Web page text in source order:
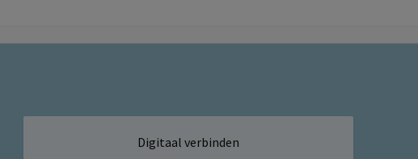
Digitaal verbinden